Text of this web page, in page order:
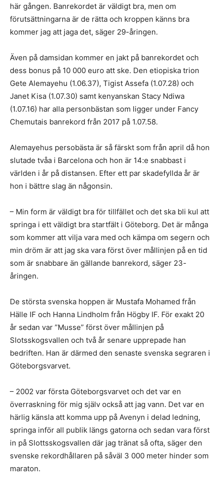
här gången. Banrekordet är väldigt bra, men om
förutsättningarna är de rätta och kroppen känns bra
kommer jag att jaga det, säger 29-åringen.
Även på damsidan kommer en jakt på banrekordet och
dess bonus på 10 000 euro att ske. Den etiopiska trion
Gete Alemayehu (1.06.37), Tigist Assefa (1.07.28) och
Janet Kisa (1.07.30) samt kenyanskan Stacy Ndiwa
(1.07.16) har alla personbästan som ligger under Fancy
Chemutais banrekord från 2017 på 1.07.58.
Alemayehus persobästa är så färskt som från april då hon
slutade tvåa i Barcelona och hon är 14:e snabbast i
världen i år på distansen. Efter ett par skadefyllda år är
hon i bättre slag än någonsin.
– Min form är väldigt bra för tillfället och det ska bli kul att
springa i ett väldigt bra startfält i Göteborg. Det är många
som kommer att vilja vara med och kämpa om segern och
min dröm är att jag ska vara först över mållinjen på en tid
som är snabbare än gällande banrekord, säger 23-
åringen.
De största svenska hoppen är Mustafa Mohamed från
Hälle IF och Hanna Lindholm från Högby IF. För exakt 20
år sedan var ”Musse” först över mållinjen på
Slotsskogsvallen och två år senare upprepade han
bedriften. Han är därmed den senaste svenska segraren i
Göteborgsvarvet.
– 2002 var första Göteborgsvarvet och det var en
överraskning för mig själv också att jag vann. Det var en
härlig känsla att komma upp på Avenyn i delad ledning,
springa inför all publik längs gatorna och sedan vara först
in på Slottsskogsvallen där jag tränat så ofta, säger den
svenske rekordhållaren på såväl 3 000 meter hinder som
maraton.